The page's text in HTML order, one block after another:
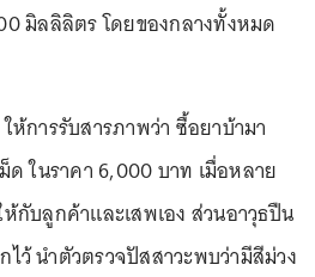
มิลลิลิตร โดยของกลางทั้งหมด
การรับสารภาพว่า ซื้อยาบ้ามา
ในราคา 6,000 บาท เมื่อหลาย
กับลูกค้าและเสพเอง ส่วนอาวุธปืน
ว้ นำตัวตรวจปัสสาวะพบว่ามีสีม่วง